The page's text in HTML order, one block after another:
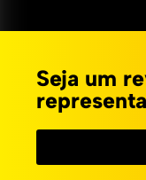
Seja um